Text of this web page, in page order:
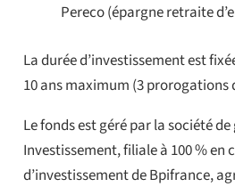
Pereco (épargne retraite
La durée d’investissement est
10 ans maximum (3 prorogations
Le fonds est géré par la société
Investissement, filiale à 100 % en
d’investissement de Bpifrance,